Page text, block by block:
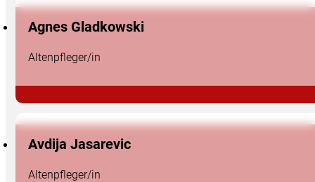
Agnes Gladkowski
Altenpfleger/in
Avdija Jasarevic
Altenpfleger/in